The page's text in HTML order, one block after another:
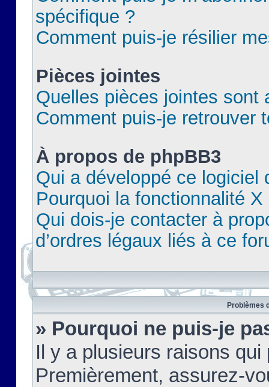
spécifique ?
Comment puis-je résilier
Pièces jointes
Quelles pièces jointes sont
Comment puis-je retrouver
À propos de phpBB3
Qui a développé ce logiciel
Pourquoi la fonctionnalité X
Qui dois-je contacter à
d’ordres légaux liés à ce
Problèmes
» Pourquoi ne puis-je
Il y a plusieurs raisons
Premièrement, assurez-